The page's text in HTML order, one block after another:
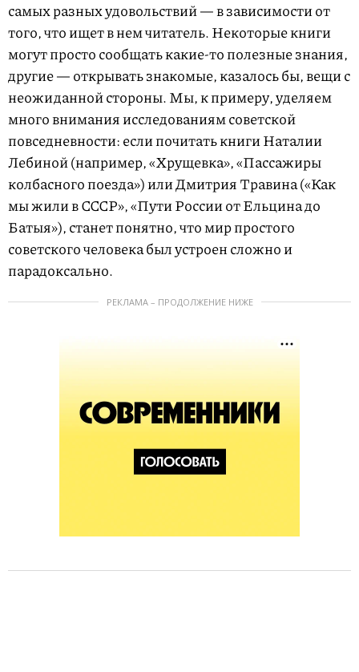
самых разных удовольствий — в зависимости от
того, что ищет в нем читатель. Некоторые книги
могут просто сообщать какие-то полезные знания,
другие — открывать знакомые, казалось бы, вещи с
неожиданной стороны. Мы, к примеру, уделяем
много внимания исследованиям советской
повседневности: если почитать книги Наталии
Лебиной (например, «Хрущевка», «Пассажиры
колбасного поезда») или Дмитрия Травина («Как
мы жили в СССР», «Пути России от Ельцина до
Батыя»), станет понятно, что мир простого
советского человека был устроен сложно и
парадоксально.
РЕКЛАМА – ПРОДОЛЖЕНИЕ НИЖЕ